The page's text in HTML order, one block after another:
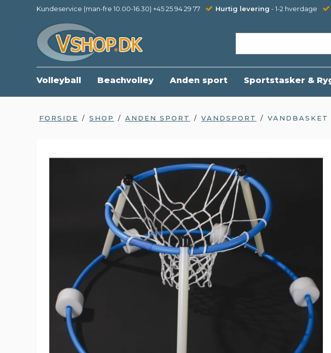
Kundeservice (man-fre 10.00-16.30) +45 25 94 29 77 Hurtig levering - 1-2 hverdage
Volleyball Beachvolley Anden sport Sportstasker &
FORSIDE / SHOP / ANDEN SPORT / VANDSPORT / VANDBASKET